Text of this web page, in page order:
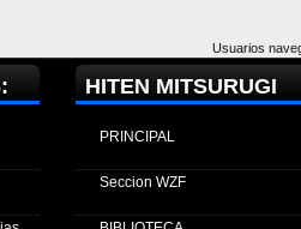
Usuarios
HITEN MITSURUGI
PRINCIPAL
Seccion WZF